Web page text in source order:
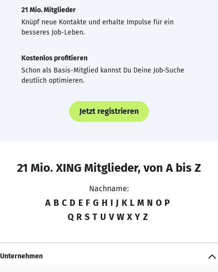
21 Mio. Mitglieder
Knüpf neue Kontakte und erhalte Impulse für ein
besseres Job-Leben.
Kostenlos profitieren
Schon als Basis-Mitglied kannst Du Deine Job-Suche
deutlich optimieren.
Jetzt registrieren
21 Mio. XING Mitglieder, von A bis Z
Nachname:
A B C D E F G H I J K L M N O P
Q R S T U V W X Y Z
Unternehmen